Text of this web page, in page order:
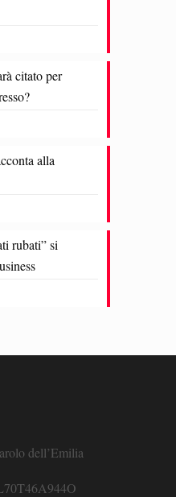
citato per
alla
rubati” si
dell’Emilia